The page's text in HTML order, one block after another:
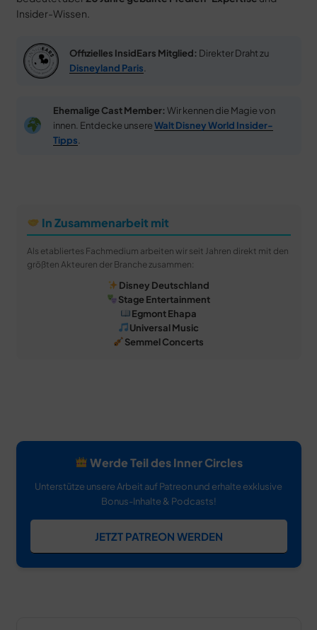
Insider-Wissen.
Offizielles InsidEars Mitglied: Direkter Draht zu
Disneyland Paris
Ehemalige Cast Member: Wir kennen die Magie von
innen. Entdecke unsereWalt Disney World Insider-
Tipps
In Zusammenarbeit mit
Als etabliertes Fachmedium arbeiten wir seit Jahren direkt mit den
größten Akteuren der Branche zusammen:
Disney Deutschland
Stage Entertainment
Egmont Ehapa
Universal Music
Semmel Concerts
Werde Teil des Inner Circles
Unterstütze unsere Arbeit auf Patreon und erhalte exklusive
Bonus-Inhalte & Podcasts!
JETZT PATREON WERDEN